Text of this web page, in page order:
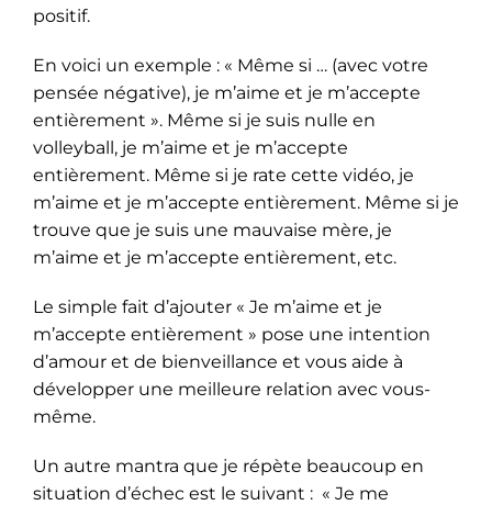
positif.
En voici un exemple : « Même si … (avec votre
pensée négative), je m’aime et je m’accepte
entièrement ». Même si je suis nulle en
volleyball, je m’aime et je m’accepte
entièrement. Même si je rate cette vidéo, je
m’aime et je m’accepte entièrement. Même si je
trouve que je suis une mauvaise mère, je
m’aime et je m’accepte entièrement, etc.
Le simple fait d’ajouter « Je m’aime et je
m’accepte entièrement » pose une intention
d’amour et de bienveillance et vous aide à
développer une meilleure relation avec vous-
même.
Un autre mantra que je répète beaucoup en
situation d’échec est le suivant : « Je me